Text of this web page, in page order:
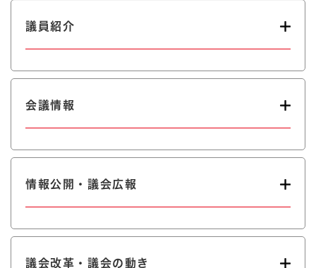
議員紹介
会議情報
情報公開・議会広報
議会改革・議会の動き